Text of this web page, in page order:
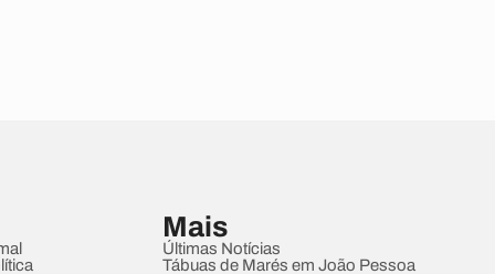
Mais
Últimas Notícias
Tábuas de Marés em João Pessoa